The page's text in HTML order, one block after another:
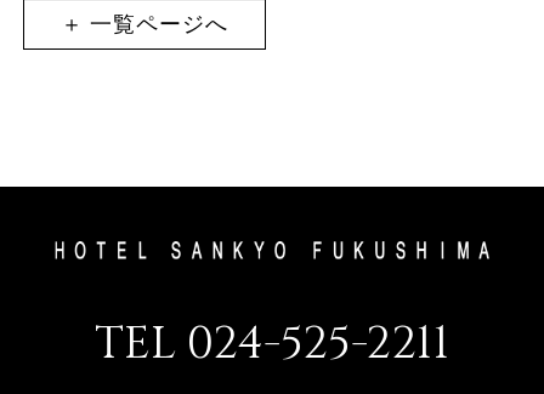
＋ 一覧ページへ
TEL 024-525-2211